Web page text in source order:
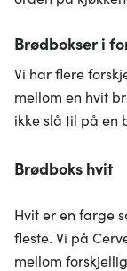
Brødbokser i
Vi har flere
mellom en hvit
ikke slå til på en
Brødboks hvit
Hvit er en farge
fleste. Vi på
mellom